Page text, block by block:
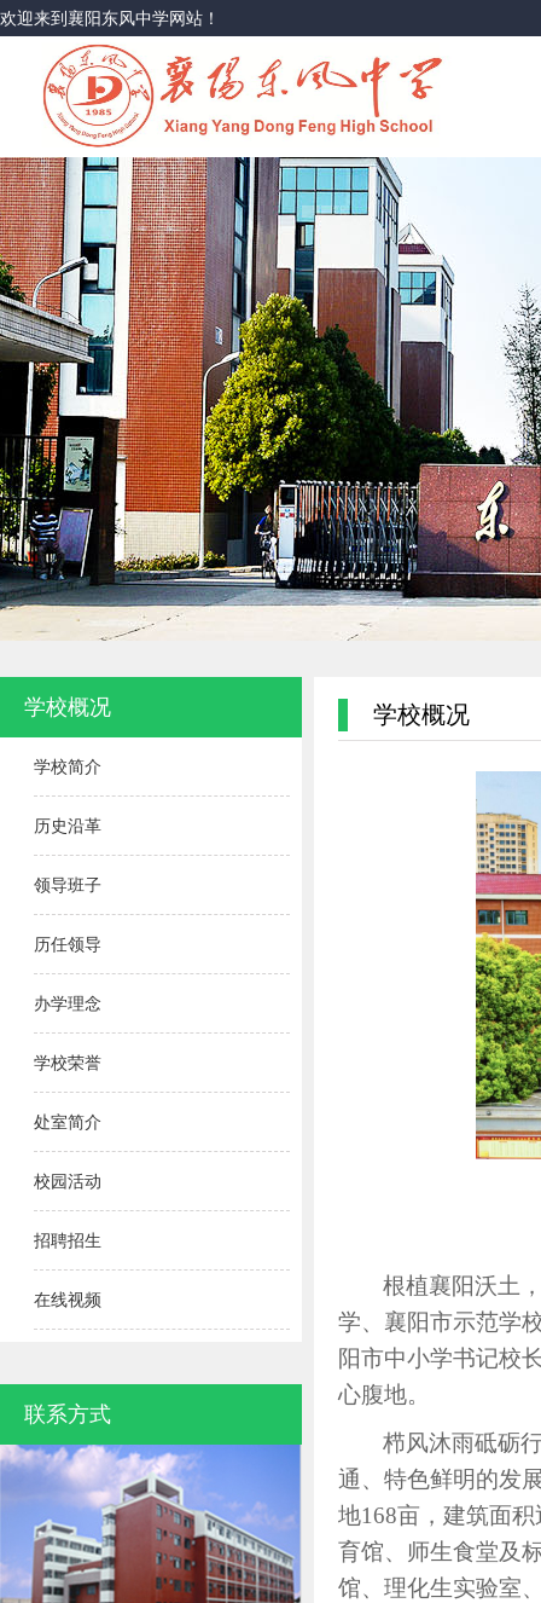
欢迎来到襄阳东风中学网站！
学校概况
学校简介
历史沿革
领导班子
历任领导
办学理念
学校荣誉
处室简介
校园活动
招聘招生
在线视频
联系方式
学校概况
根植襄阳沃土
学、襄阳市示范学
阳市中小学书记校
心腹地。
栉风沐雨砥砺
通、特色鲜明的发
地168亩，建筑面
育馆、师生食堂及
馆、理化生实验室